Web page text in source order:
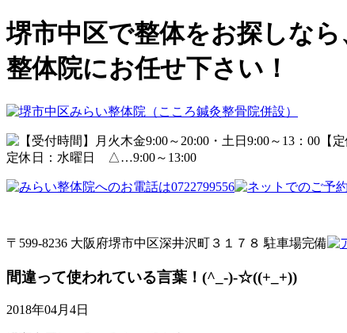
堺市中区で整体をお探しな
整体院にお任せ下さい！
定休日：水曜日 △…9:00～13:00
〒599-8236 大阪府堺市中区深井沢町３１７８ 駐車場完備
間違って使われている言葉！(^_-)-☆((+_+))
2018年04月4日